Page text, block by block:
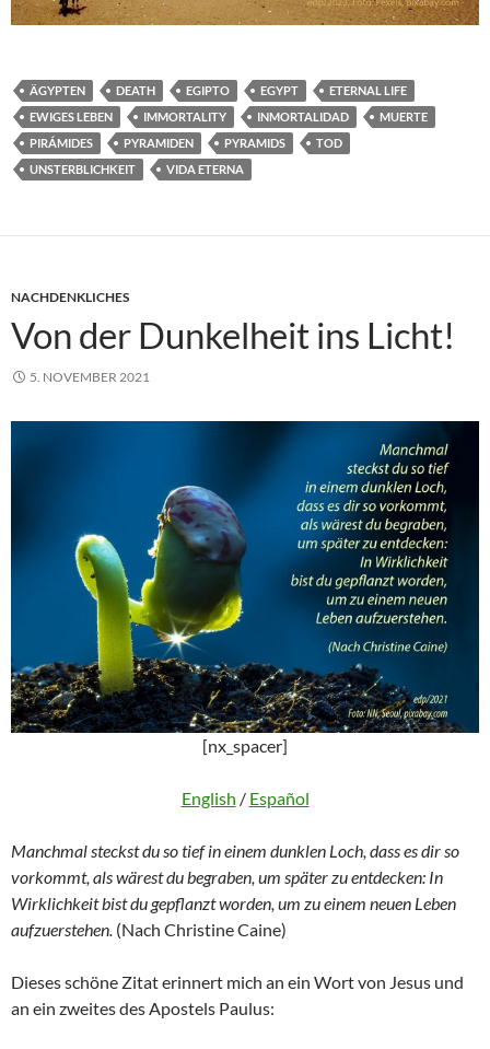
ÄGYPTEN DEATH EGIPTO EGYPT
ETERNAL LIFE
EWIGES LEBEN
IMMORTALITY INMORTALIDAD
MUERTE
PIRÁMIDES
PYRAMIDEN PYRAMIDS
TOD
UNSTERBLICHKEIT
VIDA ETERNA
NACHDENKLICHES
Von der Dunkelheit ins Licht!
5. NOVEMBER 2021
[nx_spacer]
English / Español
Manchmal steckst du so tief in einem dunklen Loch, dass es dir so
vorkommt, als wärest du begraben, um später zu entdecken: In
Wirklichkeit bist du gepflanzt worden, um zu einem neuen Leben
aufzuerstehen. (Nach Christine Caine)
Dieses schöne Zitat erinnert mich an ein Wort von Jesus und
an ein zweites des Apostels Paulus: